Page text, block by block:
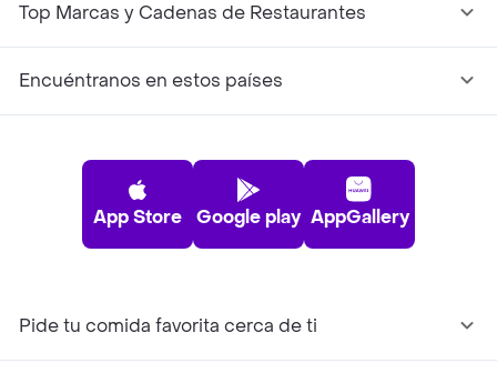
Top Marcas y Cadenas de Restaurantes
Encuéntranos en estos países
App Store Google play AppGallery
Pide tu comida favorita cerca de ti